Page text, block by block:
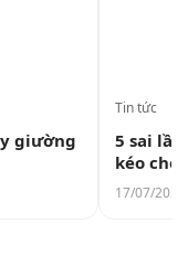
giường
Tin tức
5 sai
kéo cho
17/07/2026